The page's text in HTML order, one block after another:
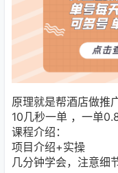
原理就是帮酒店做推
10几秒一单 ，一单
课程介绍：
项目介绍+实操
几分钟学会，注意细